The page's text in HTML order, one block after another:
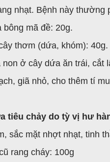
nhạt. Bệnh này thường
bông mã đề: 20g.
thơm (dứa, khóm): 40g.
non ở cây dứa ăn trái, cắt
giã nhỏ, cho thêm tí
tiêu chảy do tỳ vị hư
sắc mặt nhợt nhạt, tinh
rang cháy: 100g